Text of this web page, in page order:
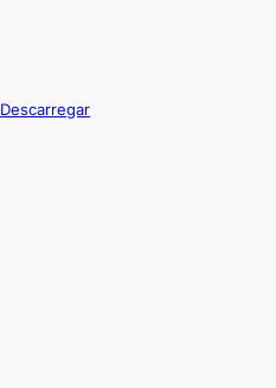
Descarregar